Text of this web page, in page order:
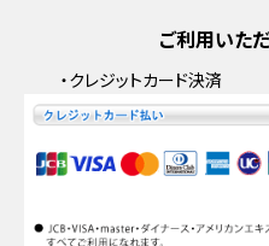
ご利用いた
・クレジットカード決済